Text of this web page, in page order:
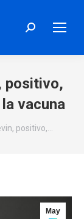
Search:
positivo,
vacuna
positivo,…
May